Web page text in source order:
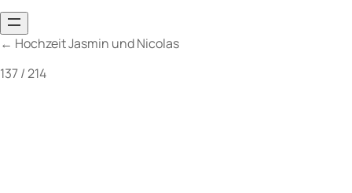
← Hochzeit Jasmin und Nicolas
137 / 214